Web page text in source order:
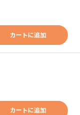
カートに追加
カートに追加